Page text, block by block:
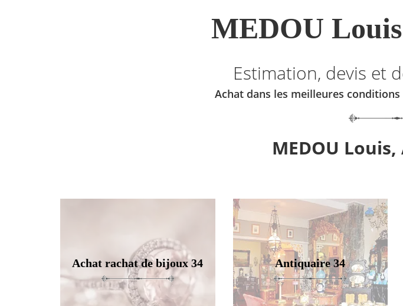
MEDOU
Estimation, devis et
Achat dans les meilleures
MEDOU
Achat rachat de bijoux 34 Antiquaire 34